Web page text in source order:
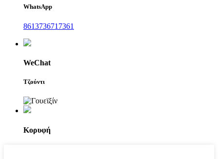
WhatsApp
8613736717361
WeChat
Τζούντι
Κορυφή